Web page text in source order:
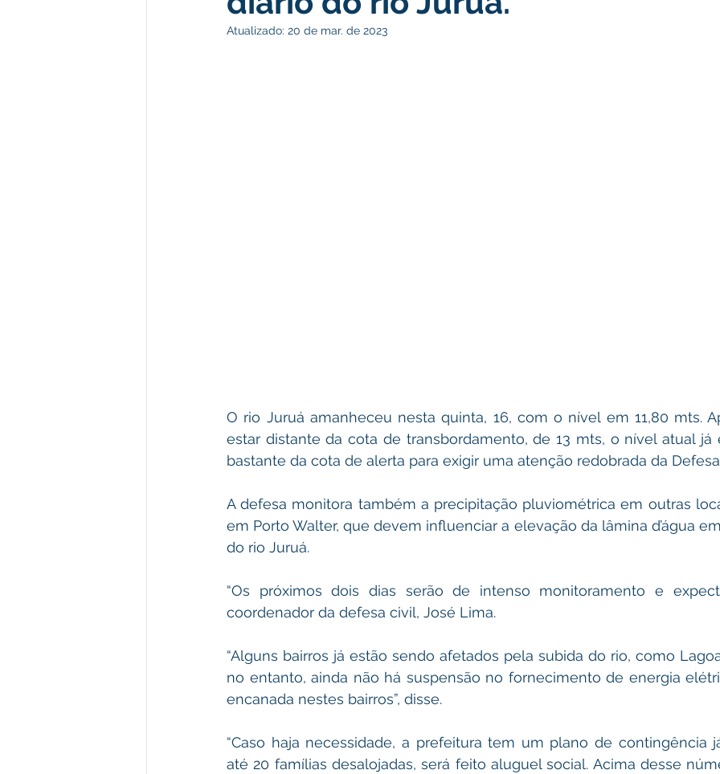
Atualizado: 20 de mar. de 2023
O rio Juruá amanheceu nesta quinta, 16, com o nível em 11,80 mts.
estar distante da cota de transbordamento, de 13 mts, o nível atual já
bastante da cota de alerta para exigir uma atenção redobrada da
A defesa monitora também a precipitação pluviométrica em outras
em Porto Walter, que devem influenciar a elevação da lâmina d’água
do rio Juruá.
“Os próximos dois dias serão de intenso monitoramento e
coordenador da defesa civil, José Lima.
“Alguns bairros já estão sendo afetados pela subida do rio, como
no entanto, ainda não há suspensão no fornecimento de energia
encanada nestes bairros”, disse.
“Caso haja necessidade, a prefeitura tem um plano de contingência
até 20 famílias desalojadas, será feito aluguel social. Acima desse